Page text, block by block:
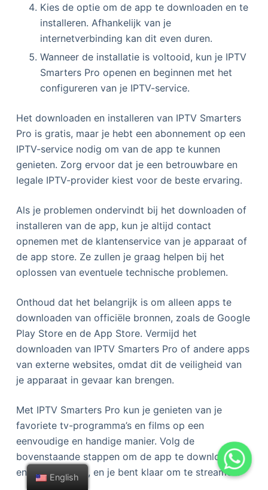
Kies de optie om de app te downloaden en te
installeren. Afhankelijk van je
internetverbinding kan dit even duren.
Wanneer de installatie is voltooid, kun je IPTV
Smarters Pro openen en beginnen met het
configureren van je IPTV-service.
Het downloaden en installeren van IPTV Smarters
Pro is gratis, maar je hebt een abonnement op een
IPTV-service nodig om van de app te kunnen
genieten. Zorg ervoor dat je een betrouwbare en
legale IPTV-provider kiest voor de beste ervaring.
Als je problemen ondervindt bij het downloaden of
installeren van de app, kun je altijd contact
opnemen met de klantenservice van je apparaat of
de app store. Ze zullen je graag helpen bij het
oplossen van eventuele technische problemen.
Onthoud dat het belangrijk is om alleen apps te
downloaden van officiële bronnen, zoals de Google
Play Store en de App Store. Vermijd het
downloaden van IPTV Smarters Pro of andere apps
van externe websites, omdat dit de veiligheid van
je apparaat in gevaar kan brengen.
Met IPTV Smarters Pro kun je genieten van je
favoriete tv-programma’s en films op een
eenvoudige en handige manier. Volg de
bovenstaande stappen om de app te downloaden
en te installeren, en je bent klaar om te streamen!
English